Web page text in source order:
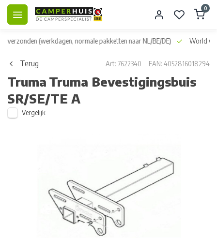
0
verzonden (werkdagen, normale pakketten naar NL/BE/DE) World
Terug Art: 7622340 EAN: 4052816018294
Truma Truma Bevestigingsbuis
SR/SE/TE A
Vergelijk